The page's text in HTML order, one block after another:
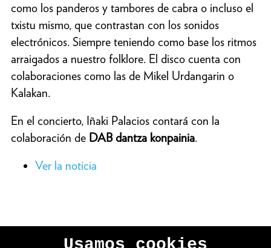
como los panderos y tambores de cabra o incluso el
txistu mismo, que contrastan con los sonidos
electrónicos. Siempre teniendo como base los ritmos
arraigados a nuestro folklore. El disco cuenta con
colaboraciones como las de Mikel Urdangarin o
Kalakan.
En el concierto, Iñaki Palacios contará con la
colaboración de DAB dantza konpainia.
Ver la noticia